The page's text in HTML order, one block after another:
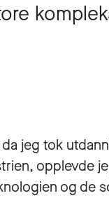
jeg tok
opplevde
og de